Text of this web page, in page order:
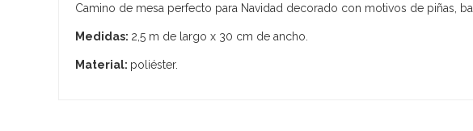
Camino de mesa perfecto para Navidad decorado con motivos de piñas,
Medidas: 2,5 m de largo x 30 cm de ancho.
Material: poliéster.